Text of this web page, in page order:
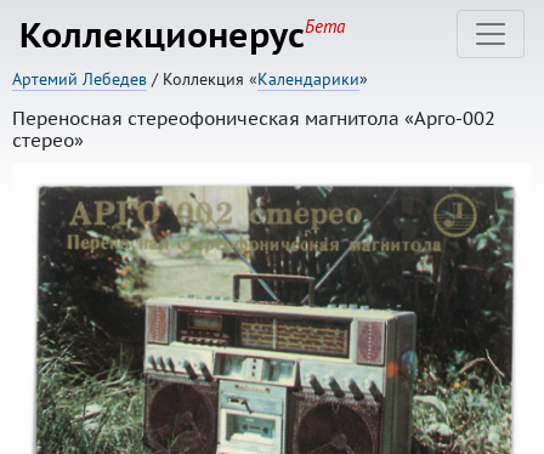
КоллекционерусБета
Артемий Лебедев / Коллекция «Календарики»
Переносная стереофоническая магнитола «Арго-002
стерео»